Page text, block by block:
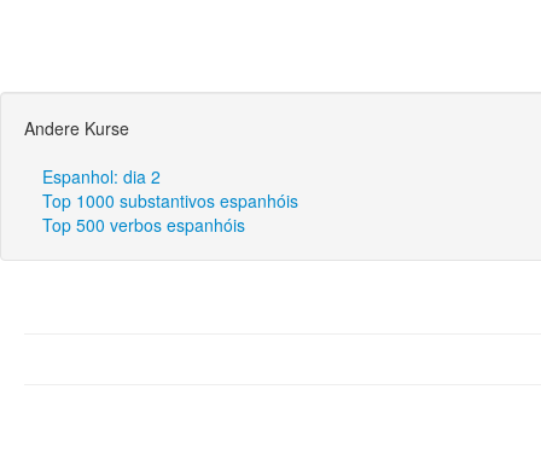
Andere Kurse
Espanhol: dia 2
Top 1000 substantivos espanhóis
Top 500 verbos espanhóis